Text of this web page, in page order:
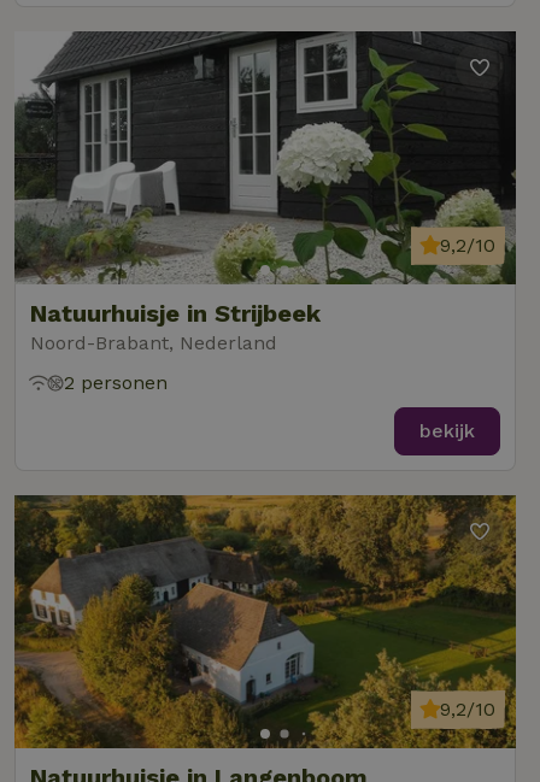
Natuurhuisje in Strijbeek
Noord-Brabant, Nederland
9,2/10
2 personen
bekijk
9,2/10